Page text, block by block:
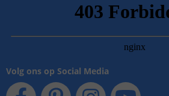
Volg ons op Social Media